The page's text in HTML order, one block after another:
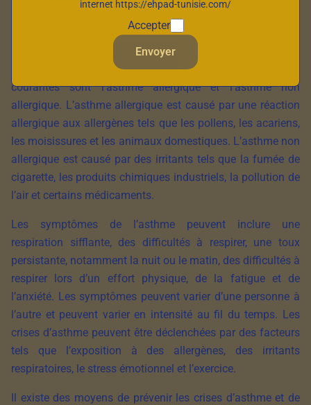
plus sensibles aux irritants. L’asthme est l’une des
maladies respiratoires les plus courantes dans le monde,
touchant environ 300 millions de personnes.
Il existe différents types d’asthme, mais les formes les plus
courantes sont l’asthme allergique et l’asthme non
allergique. L’asthme allergique est causé par une réaction
allergique aux allergènes tels que les pollens, les acariens,
les moisissures et les animaux domestiques. L’asthme non
allergique est causé par des irritants tels que la fumée de
cigarette, les produits chimiques industriels, la pollution de
l’air et certains médicaments.
Les symptômes de l’asthme peuvent inclure une
respiration sifflante, des difficultés à respirer, une toux
persistante, notamment la nuit ou le matin, des difficultés à
respirer lors d’un effort physique, de la fatigue et de
l’anxiété. Les symptômes peuvent varier d’une personne à
l’autre et peuvent varier en intensité au fil du temps. Les
crises d’asthme peuvent être déclenchées par des facteurs
tels que l’exposition à des allergènes, des irritants
respiratoires, le stress émotionnel et l’exercice.
Il existe des moyens de prévenir les crises d’asthme et de
internet https://ehpad-tunisie.com/
Accepter
Envoyer